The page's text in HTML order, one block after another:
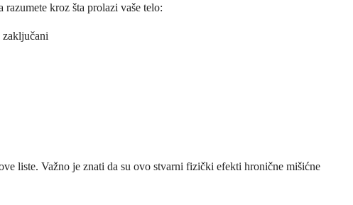
kroz šta prolazi vaše telo:
zaključani
liste. Važno je znati da su ovo stvarni fizički efekti hronične mišićne